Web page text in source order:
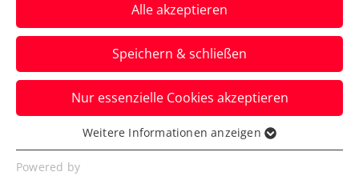
News filtern
Alle akzeptieren
Speichern & schließen
Nur essenzielle Cookies akzeptieren
Essenziell
Essenzielle Cookies werden für grundlegende
Weitere Informationen anzeigen
Powered by